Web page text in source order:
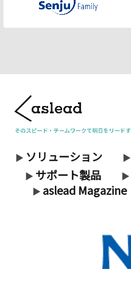
▶ ソリューション ▶
▶ サポート製品 ▶
▶ aslead Magazine